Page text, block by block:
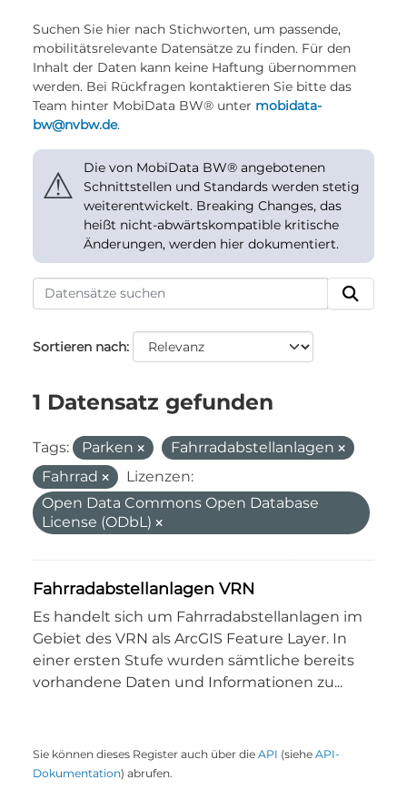
Suchen Sie hier nach Stichworten, um passende,
mobilitätsrelevante Datensätze zu finden. Für den
Inhalt der Daten kann keine Haftung übernommen
werden. Bei Rückfragen kontaktieren Sie bitte das
Team hinter MobiData BW® unter mobidata-
bw@nvbw.de.
⚠
Die von MobiData BW® angebotenen
Schnittstellen und Standards werden stetig
weiterentwickelt. Breaking Changes, das
heißt nicht-abwärtskompatible kritische
Änderungen, werden hier dokumentiert.
Sortieren nach
1 Datensatz gefunden
Tags: Parken
Fahrradabstellanlagen
Fahrrad
Lizenzen:
Open Data Commons Open Database
License (ODbL)
Fahrradabstellanlagen VRN
Es handelt sich um Fahrradabstellanlagen im
Gebiet des VRN als ArcGIS Feature Layer. In
einer ersten Stufe wurden sämtliche bereits
vorhandene Daten und Informationen zu...
Sie können dieses Register auch über die API (siehe API-
Dokumentation) abrufen.